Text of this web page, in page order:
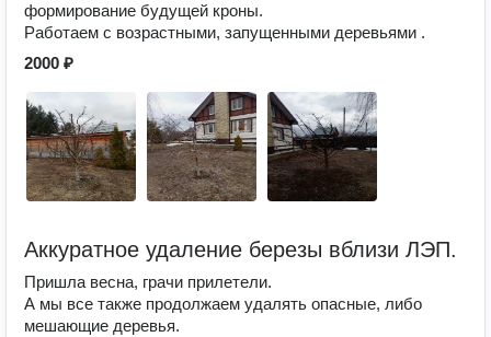
формирование будущей кроны.
Работаем с возрастными, запущенными деревьями .
2000 ₽
Аккуратное удаление березы вблизи ЛЭП.
Пришла весна, грачи прилетели.
А мы все также продолжаем удалять опасные, либо
мешающие деревья.